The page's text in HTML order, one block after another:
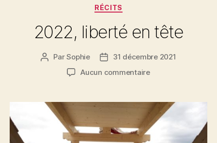
Catégories
RÉCITS
2022, liberté en tête
Auteur
l’article
ParSophie
Date31 décembre 2021
Aucun commentairesur
en
tête